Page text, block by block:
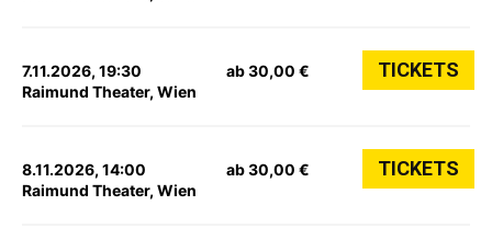
7.11.2026, 19:30
Raimund Theater, Wien
ab 30,00 € TICKETS
8.11.2026, 14:00
Raimund Theater, Wien
ab 30,00 € TICKETS